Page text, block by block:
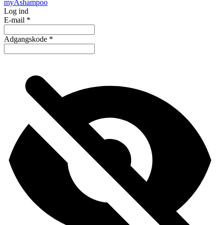
myAshampoo
Log ind
E-mail *
Adgangskode *